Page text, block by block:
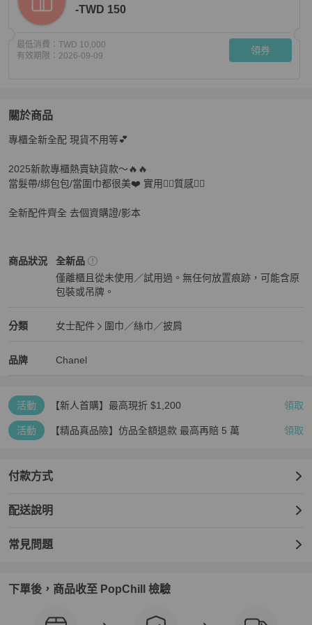
-TWD 150
最低消費： TWD 10,000
有效期限： 2026-09-09 領券
關於商品
關於🔥新款現貨🔥香奈兒絲巾 Chanel細版圍巾 Twilly 黑白點
專櫃全新全配 現貨不用等💕
2025新款專櫃熱賣缺貨款～🔥🔥
當髮帶/綁包包/當圍巾都很美❤️ 實用👍🏻質感👍🏻
全新配件齊全 去個資購證/影本
商品狀況
Chanel女士配件商品狀態與細節
全新品
僅離櫃且從未使用／試用過。無任何放置痕跡，可能含原
包裝或吊牌。
分類
Chanel 女士配件分類資訊
女士配件
圍巾／絲巾／披肩
品牌
Chanel 精品女士配件
Chanel
Chanel 推薦清單
活動 【新人首購】最高現折 $1,200 領取
活動 【精品真品險】仿品全額退款 最高再賠 5 萬 領取
付款方式
配送說明
常見問題
下單後，商品收至 PopChill 檢驗